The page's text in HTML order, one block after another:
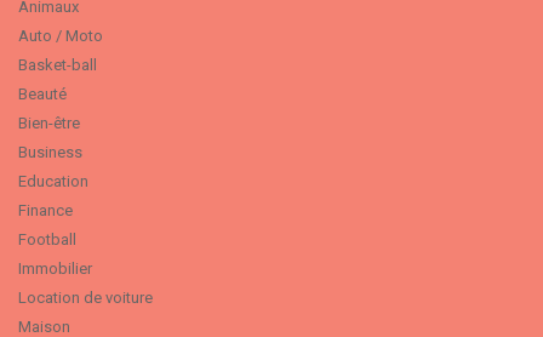
Animaux
Auto / Moto
Basket-ball
Beauté
Bien-être
Business
Education
Finance
Football
Immobilier
Location de voiture
Maison